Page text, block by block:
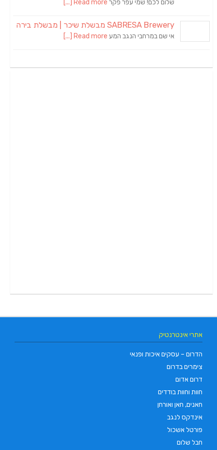
שלום לכם! שמי עפר פקר Read more [...]
SABRESA Brewery מבשלת שיכר | מבשלת בירה
אי שם במרחבי הנגב המע Read more [...]
אתרי אינטרנטיק
הדרום – עסקים איכות ופנאי
צימרים בדרום
דרום אדום
חוות וחוות בודדים
חאנים, חאן ואורחן
אינדקס לנגב
פורטל אשכול
חבל שלום